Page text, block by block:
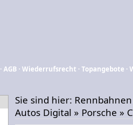
·AGB ·Wiederrufsrecht ·Topangebote ·
Sie sind hier: Rennbahnen
Autos Digital » Porsche »